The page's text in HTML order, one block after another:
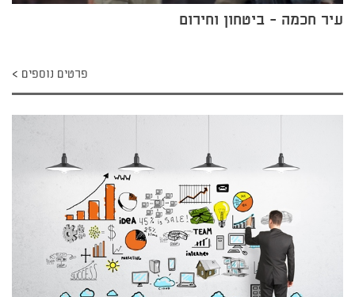
עיר חכמה - ביטחון וחירום
פרטים נוספים